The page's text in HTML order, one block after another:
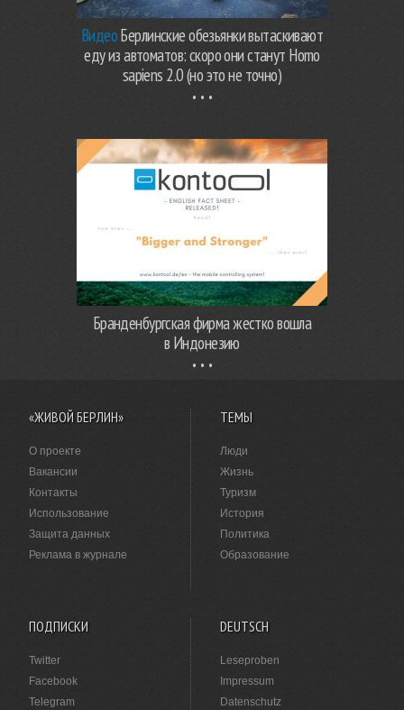
ВидеоБерлинские обезьянки вытаскивают
еду из автоматов: скоро они станут Homo
sapiens 2.0 (но это не точно)
Бранденбургская фирма жестко вошла
в Индонезию
«ЖИВОЙ БЕРЛИН»
О проекте
Вакансии
Контакты
Использование
Защита данных
Реклама в журнале
ТЕМЫ
Люди
Жизнь
Туризм
История
Политика
Образование
ПОДПИСКИ
Twitter
Facebook
Telegram
DEUTSCH
Leseproben
Impressum
Datenschutz